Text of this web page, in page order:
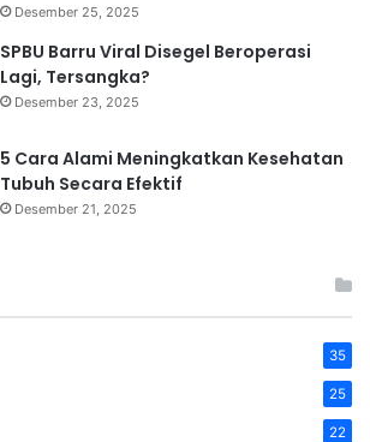
Desember 25, 2025
SPBU Barru Viral Disegel Beroperasi
Lagi, Tersangka?
Desember 23, 2025
5 Cara Alami Meningkatkan Kesehatan
Tubuh Secara Efektif
Desember 21, 2025
35
25
22